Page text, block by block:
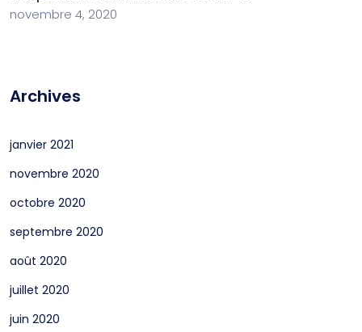
novembre 4, 2020
Archives
janvier 2021
novembre 2020
octobre 2020
septembre 2020
août 2020
juillet 2020
juin 2020